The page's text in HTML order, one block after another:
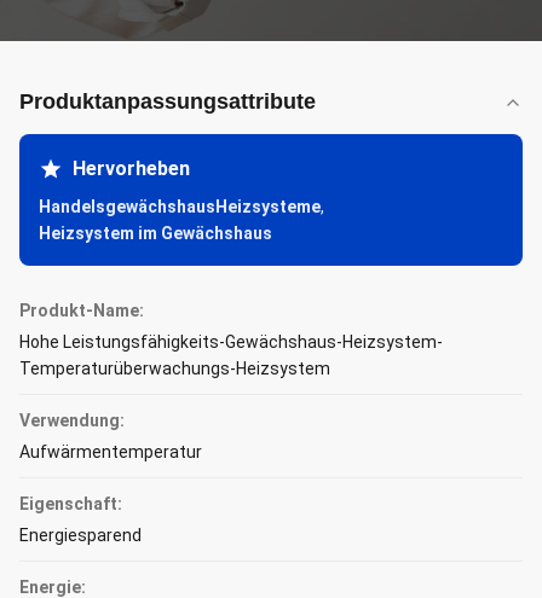
Produktanpassungsattribute
Hervorheben
HandelsgewächshausHeizsysteme,
Heizsystem im Gewächshaus
Produkt-Name:
Hohe Leistungsfähigkeits-Gewächshaus-Heizsystem-
Temperaturüberwachungs-Heizsystem
Verwendung:
Aufwärmentemperatur
Eigenschaft:
Energiesparend
Energie: